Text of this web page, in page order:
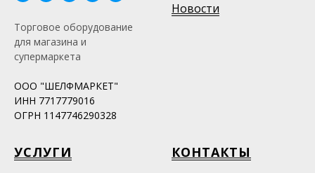
Торговое оборудование
для магазина и
супермаркета
ООО "ШЕЛФМАРКЕТ"
ИНН 7717779016
ОГРН 1147746290328
Новости
УСЛУГИ КОНТАКТЫ